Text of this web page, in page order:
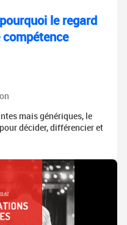
le regard
mais génériques, le
décider, différencier et